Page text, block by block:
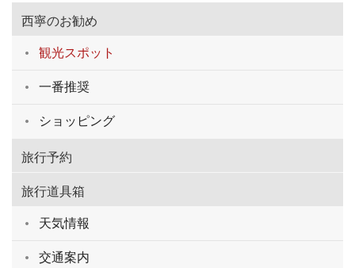
西寧のお勧め
観光スポット
一番推奨
ショッピング
旅行予約
旅行道具箱
天気情報
交通案内